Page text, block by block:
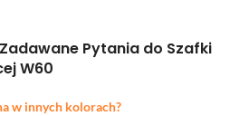
Pytania do Szafki
W60
w innych kolorach?